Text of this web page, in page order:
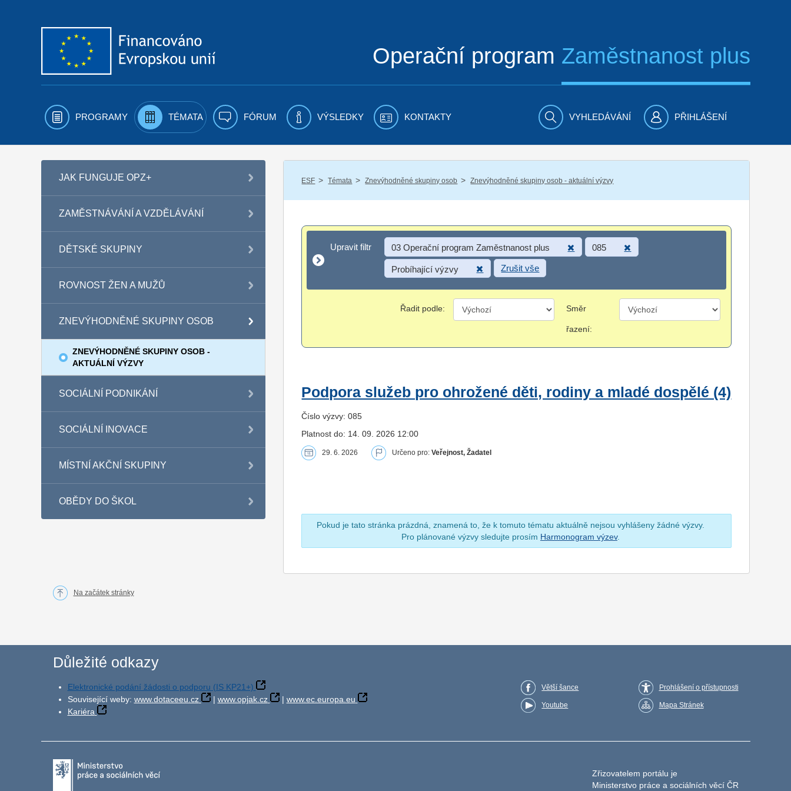
Operační program Zaměstnanost plus
PROGRAMY TÉMATA FÓRUM VÝSLEDKY KONTAKTY VYHLEDÁVÁNÍ PŘIHLÁŠENÍ
JAK FUNGUJE OPZ+
ZAMĚSTNÁVÁNÍ A VZDĚLÁVÁNÍ
DĚTSKÉ SKUPINY
ROVNOST ŽEN A MUŽŮ
ZNEVÝHODNĚNÉ SKUPINY OSOB
ZNEVÝHODNĚNÉ SKUPINY OSOB -
AKTUÁLNÍ VÝZVY
SOCIÁLNÍ PODNIKÁNÍ
SOCIÁLNÍ INOVACE
MÍSTNÍ AKČNÍ SKUPINY
OBĚDY DO ŠKOL
ESF / Témata / Znevýhodněné skupiny osob / Znevýhodněné skupiny osob - aktuální výzvy
Upravit filtr
Upravit filtr 03 Operační program Zaměstnanost plus 085
Probíhající výzvy Zrušit vše
Řadit podle: Směr
řazení:
Podpora služeb pro ohrožené děti, rodiny a mladé dospělé (4)
Číslo výzvy: 085
Platnost do: 14. 09. 2026 12:00
29. 6. 2026 Určeno pro:Veřejnost, Žadatel
Pokud je tato stránka prázdná, znamená to, že k tomuto tématu aktuálně nejsou vyhlášeny žádné výzvy.
Pro plánované výzvy sledujte prosím Harmonogram výzev.
Na začátek stránky
Důležité odkazy
Elektronické podání žádosti o podporu (IS KP21+)
Související weby: www.dotaceeu.cz | www.opjak.cz | www.ec.europa.eu
Kariéra
Větší šance
Youtube
Prohlášení o přístupnosti
Mapa Stránek
Zřizovatelem portálu je
Ministerstvo práce a sociálních věcí ČR